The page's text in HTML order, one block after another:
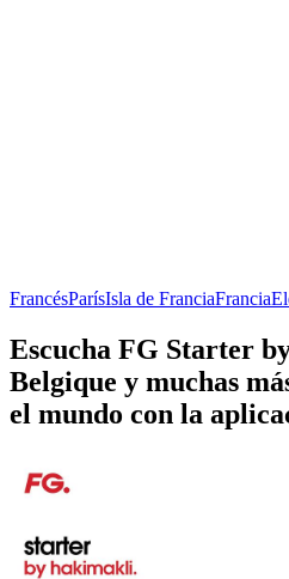
FrancésParísIsla de FranciaFrancia
Escucha FG Starter
Belgique y muchas
el mundo con la